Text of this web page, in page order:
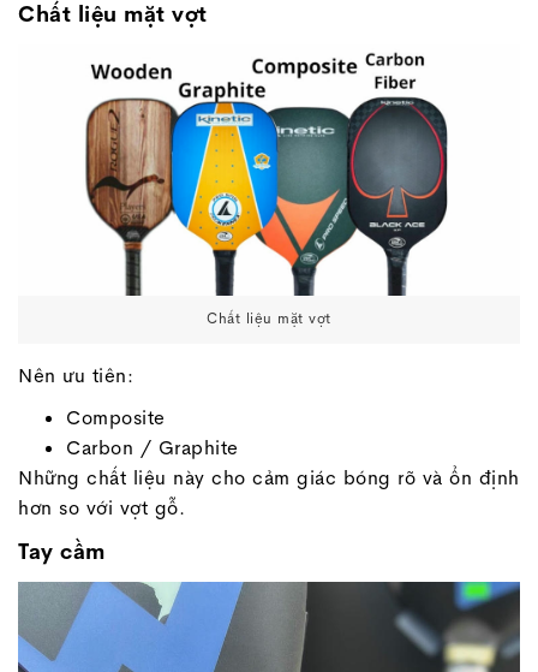
Chất liệu mặt vợt
Chất liệu mặt vợt
Nên ưu tiên:
Composite
Carbon / Graphite
Những chất liệu này cho cảm giác bóng rõ và ổn định
hơn so với vợt gỗ.
Tay cầm